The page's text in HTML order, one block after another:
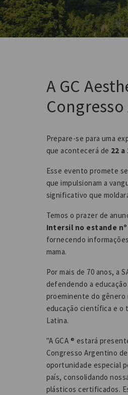
A GC
Prepare-se para uma
que acontecerá de 22
Esse evento promete
que impulsionam a
significativo que
Temos o prazer de
Intersil no estande
fornecendo
mama.
Por mais de 70 anos, a
defendendo a
proeminente do gênero
educação científica e o
Latina.
"A GCA ® estará
Congresso Argentino
oportunidade especial
país, consolidando
plásticos certificados.